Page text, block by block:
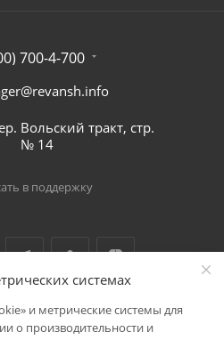
700-4-700
Вольский тракт, стр.
№ 14
в поддержку
ООО "Реванш"
системах
и метрические системы для
о производительности и